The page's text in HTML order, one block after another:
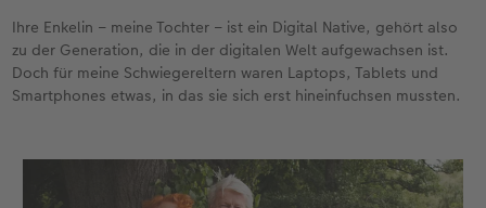
Gestaltungsideen
Anleitungen & Hilfe
Neuheiten
Mehrteiler
im Wunschformat
Extras
Einzelkarten
Digitale Grußkarte
Neuheiten
CEWE Geschenkgutschein
CEWE myPhotos
Ihre Enkelin – meine Tochter – ist ein Digital Native, gehört also
zu der Generation, die in der digitalen Welt aufgewachsen ist.
Doch für meine Schwiegereltern waren Laptops, Tablets und
Smartphones etwas, in das sie sich erst hineinfuchsen mussten.